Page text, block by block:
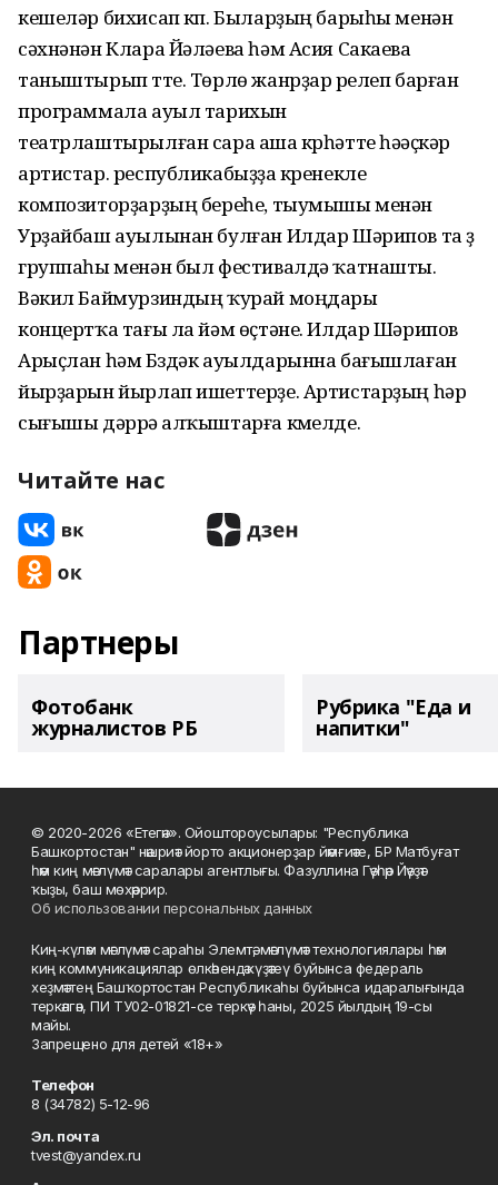
кешеләр бихисап күп. Быларҙың барыһы менән
сәхнәнән Клара Йәләева һәм Асия Сакаева
таныштырып үтте. Төрлө жанрҙар үрелеп барған
программала ауыл тарихын
театрлаштырылған сара аша күрһәтте һәүәҫкәр
артистар. республикабыҙҙа күренекле
композиторҙарҙың береһе, тыумышы менән
Урҙайбаш ауылынан булған Илдар Шәрипов та үҙ
группаһы менән был фестивалдә ҡатнашты.
Вәкил Баймурзиндың ҡурай моңдары
концертҡа тағы ла йәм өҫтәне. Илдар Шәрипов
Арыҫлан һәм Бүздәк ауылдарынна бағышлаған
йырҙарын йырлап ишеттерҙе. Артистарҙың һәр
сығышы дәррәү алҡыштарға күмелде.
Читайте нас
Партнеры
Фотобанк
журналистов РБ
Рубрика "Еда и
напитки"
© 2020-2026 «Етегән». Ойоштороусылары: "Республика
Башкортостан" нәшриәт йорто акционерҙар йәмғиәте, БР Матбуғат
һәм киң мәғлүмәт саралары агентлығы. Фазуллина Гәүһәр Йәүҙәт
ҡыҙы, баш мөхәррир.
Об использовании персональных данных
Киң-күләм мәғлүмәт сараһы Элемтә, мәғлүмәт технологиялары һәм
киң коммуникациялар өлкәһендә күҙәтеү буйынса федераль
хеҙмәттең Башҡортостан Республикаһы буйынса идаралығында
теркәлгән, ПИ ТУ02-01821-се теркәү һаны, 2025 йылдың 19-сы
майы.
Запрещено для детей «18+»
Телефон
8 (34782) 5-12-96
Эл. почта
tvest@yandex.ru